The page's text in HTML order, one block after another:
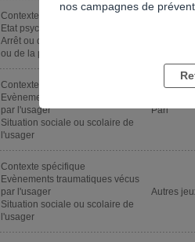
Contexte spécifique
Etat psychique de l'usager
Arrêt ou diminution de la conso.
ou de la pratique de jeu
Contexte spécifique
Evènements traumatiques vécus
par l'usager
Situation sociale ou scolaire de
l'usager
Pari
Contexte spécifique
Evènements traumatiques vécus
par l'usager
Situation sociale ou scolaire de
l'usager
Autres
nos campagnes de